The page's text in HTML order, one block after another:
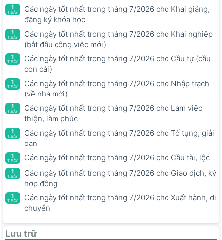
1
T.BẢY
Các ngày tốt nhất trong tháng 7/2026 cho Khai giảng,
đăng ký khóa học
1
T.BẢY
Các ngày tốt nhất trong tháng 7/2026 cho Khai nghiệp
(bắt đầu công việc mới)
1
T.BẢY
Các ngày tốt nhất trong tháng 7/2026 cho Cầu tự (cầu
con cái)
1
T.BẢY
Các ngày tốt nhất trong tháng 7/2026 cho Nhập trạch
(về nhà mới)
1
T.BẢY
Các ngày tốt nhất trong tháng 7/2026 cho Làm việc
thiện, làm phúc
1
T.BẢY
Các ngày tốt nhất trong tháng 7/2026 cho Tố tụng, giải
oan
1
T.BẢY Các ngày tốt nhất trong tháng 7/2026 cho Cầu tài, lộc
1
T.BẢY
Các ngày tốt nhất trong tháng 7/2026 cho Giao dịch, ký
hợp đồng
1
T.BẢY
Các ngày tốt nhất trong tháng 7/2026 cho Xuất hành, di
chuyển
Lưu trữ